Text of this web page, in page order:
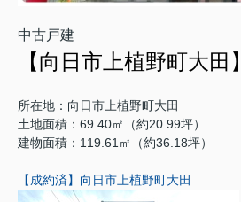
中古戸建
【向日市上植野町大田】
所在地：向日市上植野町大田
土地面積：69.40㎡（約20.99坪）
建物面積：119.61㎡（約36.18坪）
【成約済】向日市上植野町大田